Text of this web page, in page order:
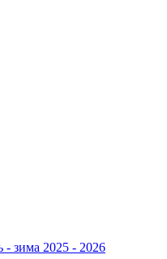
зима 2025 - 2026